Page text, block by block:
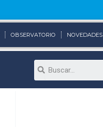
OBSERVATORIO NOVEDADES
Search